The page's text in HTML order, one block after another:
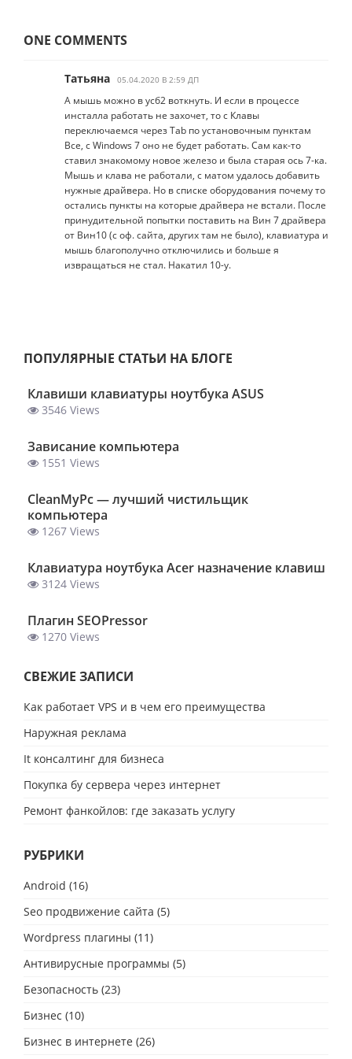
ONE COMMENTS
Татьяна 05.04.2020 В 2:59 ДП
А мышь можно в усб2 воткнуть. И если в процессе
инсталла работать не захочет, то с Клавы
переключаемся через Tab по установочным пунктам
Все, с Windows 7 оно не будет работать. Сам как-то
ставил знакомому новое железо и была старая ось 7-ка.
Мышь и клава не работали, с матом удалось добавить
нужные драйвера. Но в списке оборудования почему то
остались пункты на которые драйвера не встали. После
принудительной попытки поставить на Вин 7 драйвера
от Вин10 (с оф. сайта, других там не было), клавиатура и
мышь благополучно отключились и больше я
извращаться не стал. Накатил 10-у.
ПОПУЛЯРНЫЕ СТАТЬИ НА БЛОГЕ
Клавиши клавиатуры ноутбука ASUS
3546 Views
Зависание компьютера
1551 Views
ClеanMyPc — лучший чистильщик
компьютера
1267 Views
Клавиатура ноутбука Acer назначение клавиш
3124 Views
Плагин SEOPressor
1270 Views
СВЕЖИЕ ЗАПИСИ
Как работает VPS и в чем его преимущества
Наружная реклама
It консалтинг для бизнеса
Покупка бу сервера через интернет
Ремонт фанкойлов: где заказать услугу
РУБРИКИ
Android (16)
Seo продвижение сайта (5)
Wordpress плагины (11)
Антивирусные программы (5)
Безопасность (23)
Бизнес (10)
Бизнес в интернете (26)